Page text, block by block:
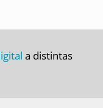
a distintas